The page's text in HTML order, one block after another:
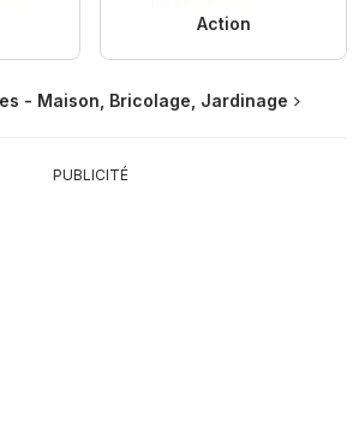
Action
- Maison, Bricolage, Jardinage
PUBLICITÉ